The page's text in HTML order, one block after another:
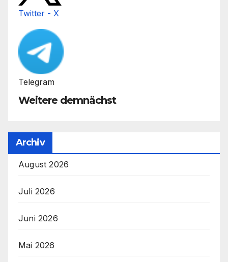
Twitter - X
Telegram
Weitere demnächst
Archiv
August 2026
Juli 2026
Juni 2026
Mai 2026